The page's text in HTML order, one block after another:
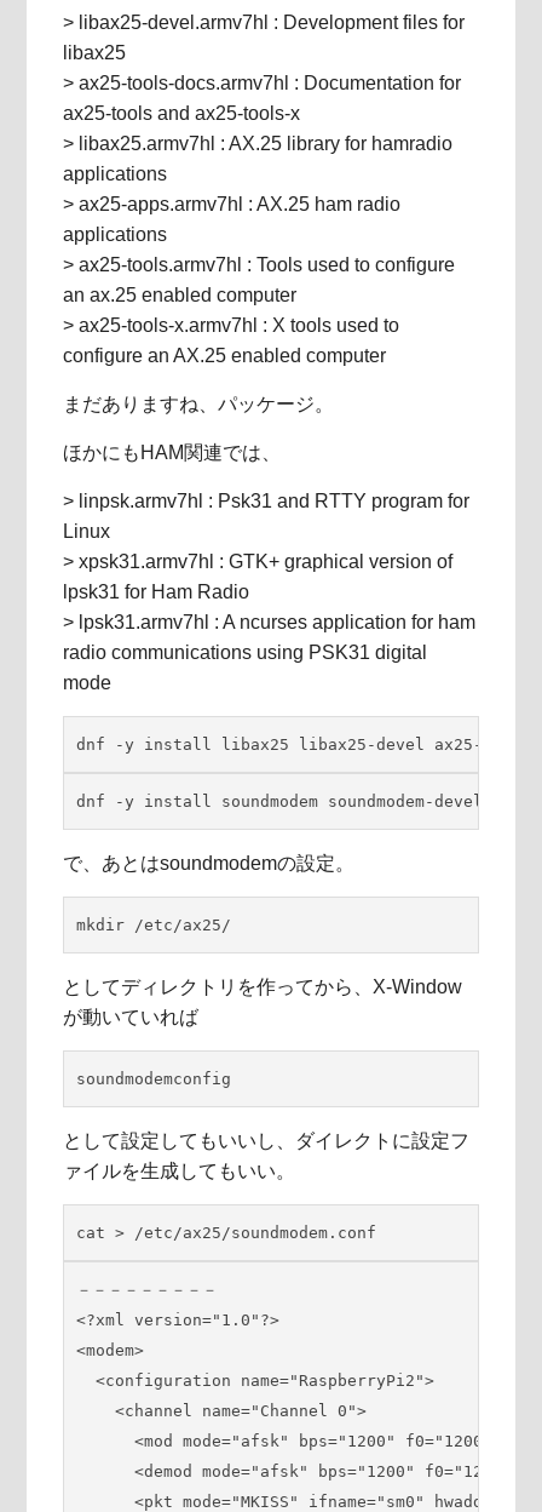
> libax25-devel.armv7hl : Development files for
libax25
> ax25-tools-docs.armv7hl : Documentation for
ax25-tools and ax25-tools-x
> libax25.armv7hl : AX.25 library for hamradio
applications
> ax25-apps.armv7hl : AX.25 ham radio
applications
> ax25-tools.armv7hl : Tools used to configure
an ax.25 enabled computer
> ax25-tools-x.armv7hl : X tools used to
configure an AX.25 enabled computer
まだありますね、パッケージ。
ほかにもHAM関連では、
> linpsk.armv7hl : Psk31 and RTTY program for
Linux
> xpsk31.armv7hl : GTK+ graphical version of
lpsk31 for Ham Radio
> lpsk31.armv7hl : A ncurses application for ham
radio communications using PSK31 digital
mode
dnf -y install libax25 libax25-devel ax25-apps
dnf -y install soundmodem soundmodem-devel
で、あとはsoundmodemの設定。
mkdir /etc/ax25/
としてディレクトリを作ってから、X-Window
が動いていれば
soundmodemconfig
として設定してもいいし、ダイレクトに設定フ
ァイルを生成してもいい。
cat > /etc/ax25/soundmodem.conf
－－－－－－－－－
<?xml version="1.0"?>
<modem>
<configuration name="RaspberryPi2">
<channel name="Channel 0">
<mod mode="afsk" bps="1200" f0="1200"
<demod mode="afsk" bps="1200" f0="1200"
<pkt mode="MKISS" ifname="sm0"